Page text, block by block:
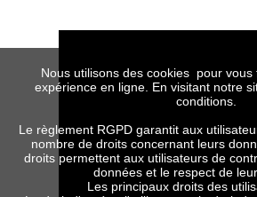
Nous utilisons des cookies pour vous
expérience en ligne. En visitant notre
conditions.
Le règlement RGPD garantit aux
nombre de droits concernant leurs
droits permettent aux utilisateurs de
données et le respect de
Les principaux droits des